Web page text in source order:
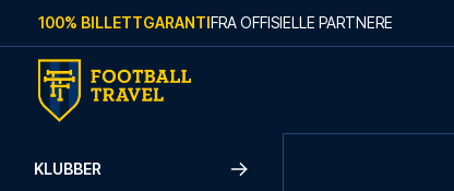
Skip to content
100% BILLETTGARANTIFRA OFFISIELLE PARTNERE
KLUBBER